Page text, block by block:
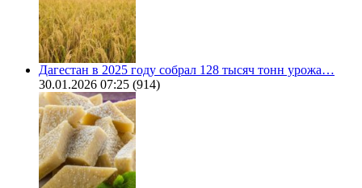
Дагестан в 2025 году собрал 128 тысяч тонн урожа…
30.01.2026 07:25 (914)